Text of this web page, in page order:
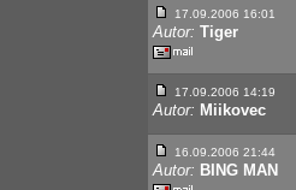
17.09.2006 16:01
Autor: Tiger
17.09.2006 14:19
Autor: Miikovec
16.09.2006 21:44
Autor: BING MAN